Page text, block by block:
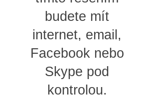
budete mít
internet, email,
Facebook nebo
Skype pod
kontrolou.